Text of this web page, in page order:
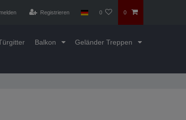
Registrieren 0 0
Balkon Geländer Treppen